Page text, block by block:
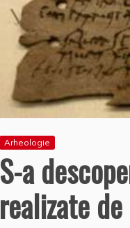
Arheologie
S-a
realizate